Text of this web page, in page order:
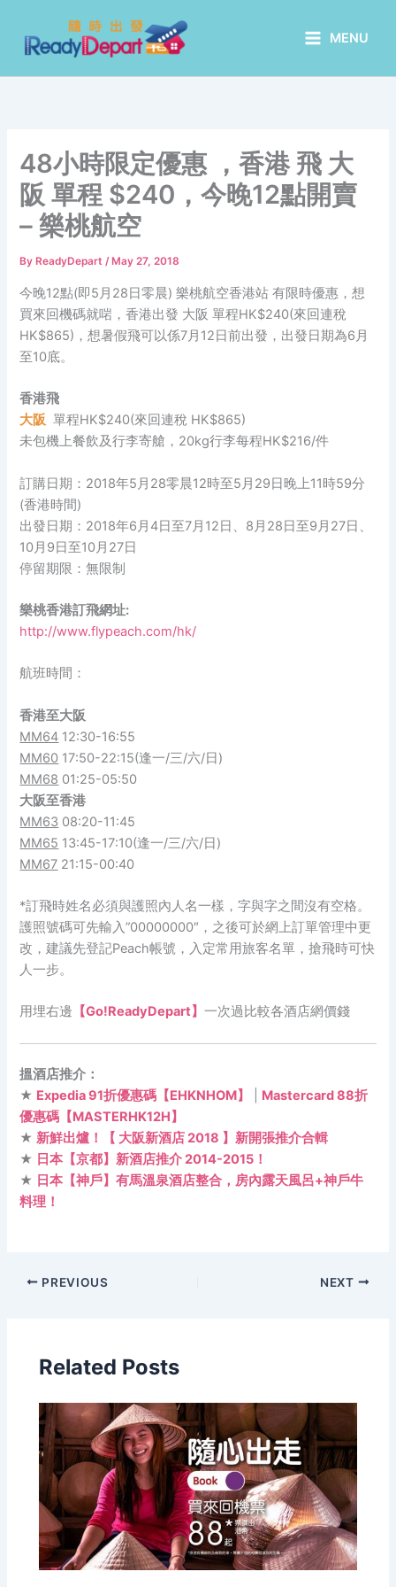
content
MENU
48小時限定優惠 ，香港 飛 大
阪 單程 $240，今晚12點開賣
– 樂桃航空
By ReadyDepart/ May 27, 2018
今晚12點(即5月28日零晨) 樂桃航空香港站 有限時優惠，想
買來回機碼就啱，香港出發 大阪 單程HK$240(來回連稅
HK$865)，想暑假飛可以係7月12日前出發，出發日期為6月
至10底。
香港飛
大阪 單程HK$240(來回連稅 HK$865)
未包機上餐飲及行李寄艙，20kg行李每程HK$216/件
訂購日期：2018年5月28零晨12時至5月29日晚上11時59分
(香港時間)
出發日期：2018年6月4日至7月12日、8月28日至9月27日、
10月9日至10月27日
停留期限：無限制
樂桃香港訂飛網址:
http://www.flypeach.com/hk/
航班時間：
香港至大阪
MM64 12:30-16:55
MM60 17:50-22:15(逢一/三/六/日)
MM68 01:25-05:50
大阪至香港
MM63 08:20-11:45
MM65 13:45-17:10(逢一/三/六/日)
MM67 21:15-00:40
*訂飛時姓名必須與護照內人名一樣，字與字之間沒有空格。
護照號碼可先輸入”00000000″，之後可於網上訂單管理中更
改，建議先登記Peach帳號，入定常用旅客名單，搶飛時可快
人一步。
用埋右邊 【Go!ReadyDepart】一次過比較各酒店網價錢
搵酒店推介：
★ Expedia 91折優惠碼【EHKNHOM】
Mastercard 88折
優惠碼【MASTERHK12H】
★ 新鮮出爐！【 大阪新酒店 2018 】新開張推介合輯
★ 日本【京都】新酒店推介 2014-2015！
★ 日本【神戶】有馬溫泉酒店整合，房內露天風呂+神戶牛
料理！
PREVIOUS NEXT
Related Posts